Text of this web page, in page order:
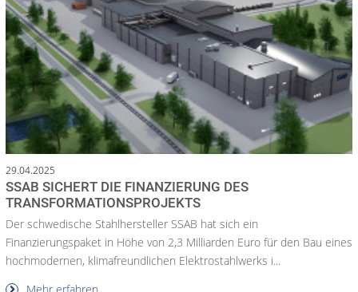
29.04.2025
SSAB SICHERT DIE FINANZIERUNG DES
TRANSFORMATIONSPROJEKTS
Der schwedische Stahlhersteller SSAB hat sich ein
Finanzierungspaket in Höhe von 2,3 Milliarden Euro für den Bau eines
hochmodernen, klimafreundlichen Elektrostahlwerks i...